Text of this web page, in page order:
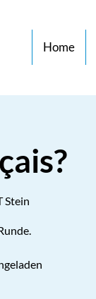
Home
Stein